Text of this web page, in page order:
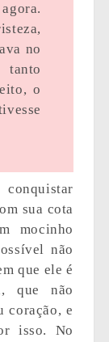
no
o
sua cota
mocinho
não
que ele é
que não
coração, e
isso. No